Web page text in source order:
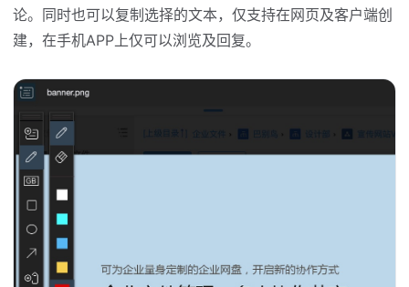
论。同时也可以复制选择的文本，仅支持在网页及客户端创
建，在手机APP上仅可以浏览及回复。